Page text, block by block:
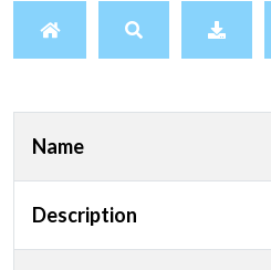
Name
Description